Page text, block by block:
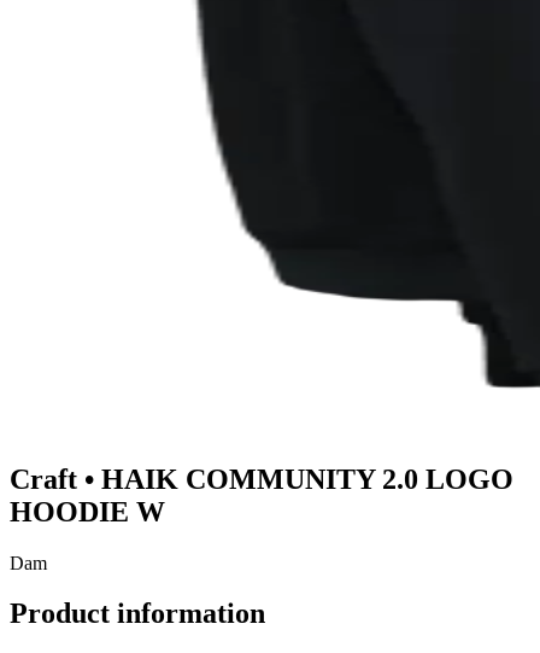
Craft • HAIK COMMUNITY 2.0 LOGO
HOODIE W
Dam
Product information